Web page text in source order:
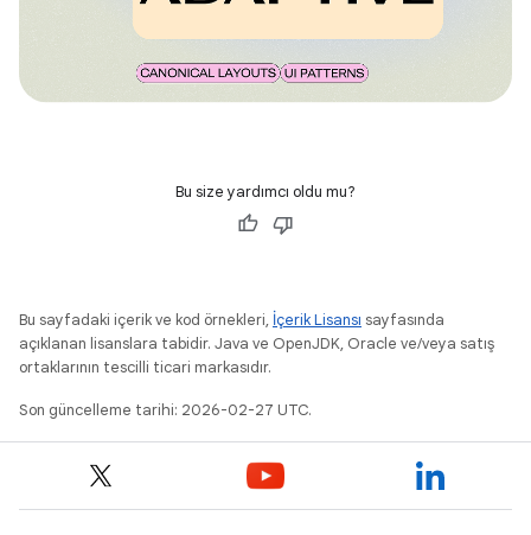
Bu size yardımcı oldu mu?
Bu sayfadaki içerik ve kod örnekleri, İçerik Lisansı sayfasında
açıklanan lisanslara tabidir. Java ve OpenJDK, Oracle ve/veya satış
ortaklarının tescilli ticari markasıdır.
Son güncelleme tarihi: 2026-02-27 UTC.